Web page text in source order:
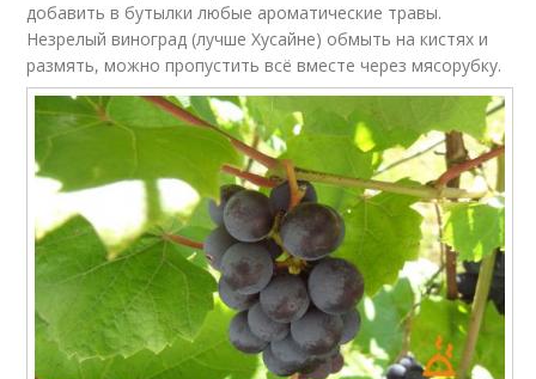
добавить в бутылки любые ароматические травы.
Незрелый виноград (лучше Хусайне) обмыть на кистях и
размять, можно пропустить всё вместе через мясорубку.